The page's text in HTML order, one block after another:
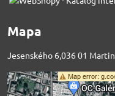
Mapa
Jesenského 6,036 01 Martin